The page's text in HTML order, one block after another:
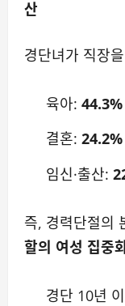
산
경단녀가 직장
육아: 44.3%
결혼: 24.2%
임신·출산:
즉, 경력단절의
할의 여성 집중
경단 10년